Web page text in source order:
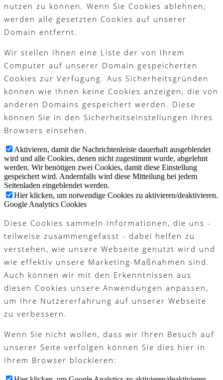
nutzen zu können. Wenn Sie Cookies ablehnen,
werden alle gesetzten Cookies auf unserer
Domain entfernt.
Wir stellen Ihnen eine Liste der von Ihrem
Computer auf unserer Domain gespeicherten
Cookies zur Verfügung. Aus Sicherheitsgründen
können wie Ihnen keine Cookies anzeigen, die von
anderen Domains gespeichert werden. Diese
können Sie in den Sicherheitseinstellungen Ihres
Browsers einsehen.
Aktivieren, damit die Nachrichtenleiste dauerhaft ausgeblendet
wird und alle Cookies, denen nicht zugestimmt wurde, abgelehnt
werden. Wir benötigen zwei Cookies, damit diese Einstellung
gespeichert wird. Andernfalls wird diese Mitteilung bei jedem
Seitenladen eingeblendet werden.
Hier klicken, um notwendige Cookies zu aktivieren/deaktivieren.
Google Analytics Cookies
Diese Cookies sammeln Informationen, die uns -
teilweise zusammengefasst - dabei helfen zu
verstehen, wie unsere Webseite genutzt wird und
wie effektiv unsere Marketing-Maßnahmen sind.
Auch können wir mit den Erkenntnissen aus
diesen Cookies unsere Anwendungen anpassen,
um Ihre Nutzererfahrung auf unserer Webseite
zu verbessern.
Wenn Sie nicht wollen, dass wir Ihren Besuch auf
unserer Seite verfolgen können Sie dies hier in
Ihrem Browser blockieren: